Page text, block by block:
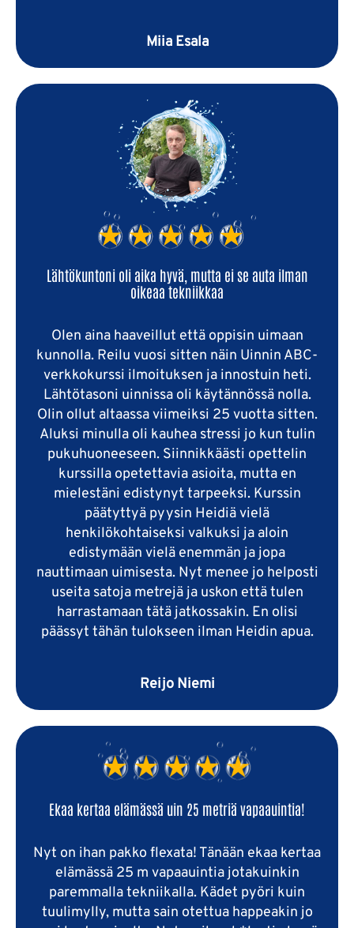
Miia Esala
Lähtökuntoni oli aika hyvä, mutta ei se auta ilman
oikeaa tekniikkaa
Olen aina haaveillut että oppisin uimaan
kunnolla. Reilu vuosi sitten näin Uinnin ABC-
verkkokurssi ilmoituksen ja innostuin heti.
Lähtötasoni uinnissa oli käytännössä nolla.
Olin ollut altaassa viimeiksi 25 vuotta sitten.
Aluksi minulla oli kauhea stressi jo kun tulin
pukuhuoneeseen. Siinnikkäästi opettelin
kurssilla opetettavia asioita, mutta en
mielestäni edistynyt tarpeeksi. Kurssin
päätyttyä pyysin Heidiä vielä
henkilökohtaiseksi valkuksi ja aloin
edistymään vielä enemmän ja jopa
nauttimaan uimisesta. Nyt menee jo helposti
useita satoja metrejä ja uskon että tulen
harrastamaan tätä jatkossakin. En olisi
päässyt tähän tulokseen ilman Heidin apua.
Reijo Niemi
Ekaa kertaa elämässä uin 25 metriä vapaauintia!
Nyt on ihan pakko flexata! Tänään ekaa kertaa
elämässä 25 m vapaauintia jotakuinkin
paremmalla tekniikalla. Kädet pyöri kuin
tuulimylly, mutta sain otettua happeakin jo